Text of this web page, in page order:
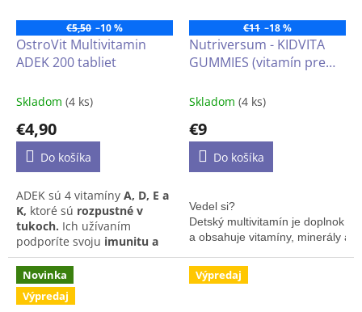
testosterónu v krvi.
€5,50 –10 %
OstroVit Multivitamin
ADEK 200 tabliet
Skladom (4 ks)
€4,90
Do košíka
ADEK sú 4 vitamíny A, D, E a
K, ktoré sú rozpustné v
tukoch. Ich užívaním
podporíte svoju imunitu a
ochranu buniekpredoxidačným
stresom,udržanie
kostí a
zubov,fungovanie
€11 –18 %
Nutriversum - KIDVITA
GUMMIES (vitamín pre
medvedíkov s jahodovou
Skladom (4 ks)
€9
Do košíka
Vedel si?
Detský multivitamín je doplnok
a obsahuje vitamíny, minerály a
Pokiaľ ide o udržanie zdravia a
pretože mnohé z nich sa
Novinka
Výpredaj
Výpredaj